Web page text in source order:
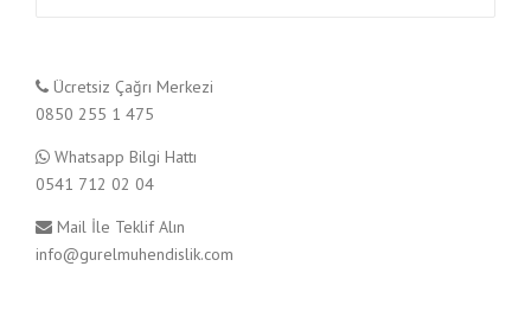
R
E
A
N
Ö
P
Ücretsiz Çağrı Merkezi
0850 255 1 475
Whatsapp Bilgi Hattı
0541 712 02 04
Mail İle Teklif Alın
info@gurelmuhendislik.com